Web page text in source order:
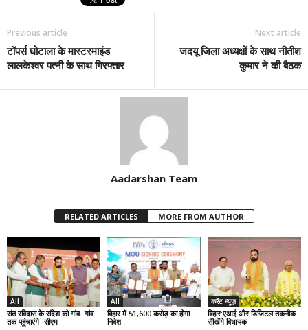
Previous article
टॉपर्स घोटाला के मास्टरमाइंड
लालकेश्वर पत्नी के साथ गिरफ्तार
Next article
जदयू जिला अध्यक्षों के साथ नीतीश
कुमार ने की बैठक
Aadarshan Team
RELATED ARTICLES MORE FROM AUTHOR
All
संत रविदास के संदेश को गांव- गांव
तक पहुंचाएंगे -सीएम
All
बिहार में 51,600 करोड़ का होगा
निवेश
करेंट न्यूज़
बिहार:एआई और डिजिटल तकनीक
सीखेंगे विधायक